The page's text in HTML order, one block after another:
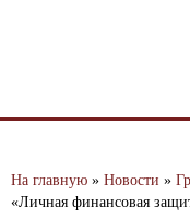
На главную » Новости »
«Личная финансовая